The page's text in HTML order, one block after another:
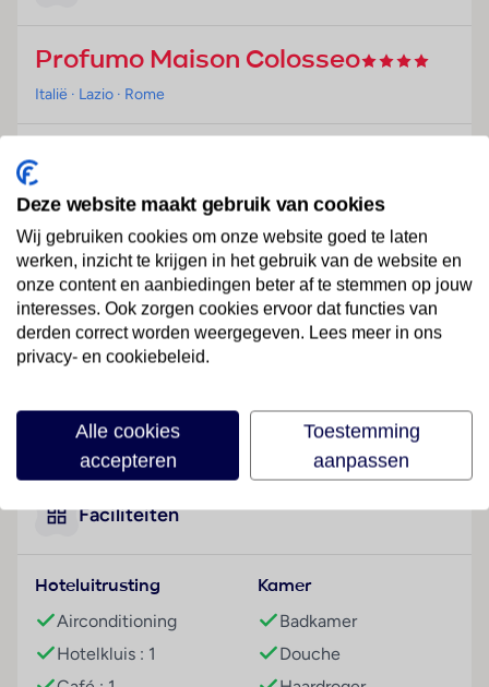
Profumo Maison Colosseo
Italië · Lazio · Rome
Deze B & B bevindt zich slechts 100 m van het
centrum van Rome verwijderd.
Hotelfaciliteiten
Het vriendelijke personeel aan de receptie is graag bij
alle vragen behulpzaam. Het verblijf is ingericht met
een bagagedepot, een kluis en een geldautomaat. In
het hotel is Wi-Fi verkrijgbaar. De tourdesk biedt
ook winkels. Tot de overige voorzieningen van het
verblijf behoren een tv-ruimte en een bibliotheek.
Onder de beschikbare voorzieningen bevinden zich
een oppasservice, een transferservice, kamerservice,
een wasservice, een kapper en een eigen shuttlebus.
Kamers
Airconditioning en een verwarming zorgen voor een
aangename luchtcirculatie in de kamers. De kamers
Lees meer
Faciliteiten
Hoteluitrusting
Airconditioning
Hotelkluis : 1
Kamer
Badkamer
Douche
Deze website maakt gebruik van cookies
Wij gebruiken cookies om onze website goed te laten
werken, inzicht te krijgen in het gebruik van de website en
onze content en aanbiedingen beter af te stemmen op jouw
interesses. Ook zorgen cookies ervoor dat functies van
derden correct worden weergegeven. Lees meer in ons
privacy- en cookiebeleid.
Alle cookies
accepteren
Toestemming
aanpassen